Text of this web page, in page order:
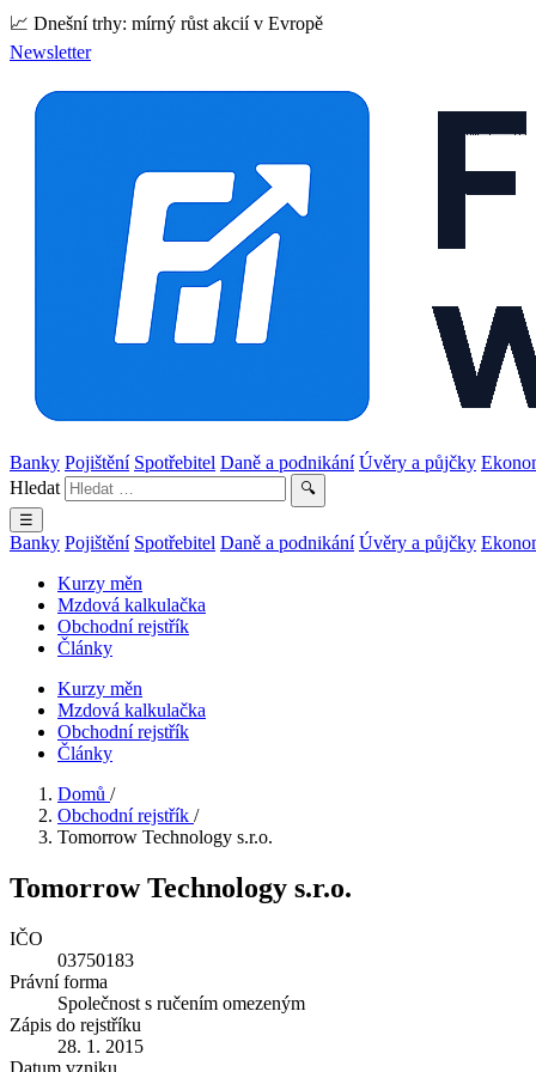
📈 Dnešní trhy: mírný růst akcií v Evropě
Newsletter
Banky Pojištění Spotřebitel Daně a podnikání Úvěry a půjčky
Hledat
🔍
☰
Banky Pojištění Spotřebitel Daně a podnikání Úvěry a půjčky
Kurzy měn
Mzdová kalkulačka
Obchodní rejstřík
Články
Kurzy měn
Mzdová kalkulačka
Obchodní rejstřík
Články
Domů /
Obchodní rejstřík /
Tomorrow Technology s.r.o.
Tomorrow Technology s.r.o.
IČO
03750183
Právní forma
Společnost s ručením omezeným
Zápis do rejstříku
28. 1. 2015
Datum vzniku